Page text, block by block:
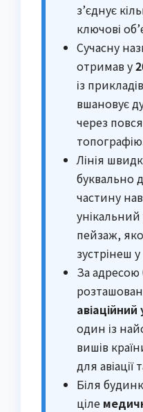
з’єднує
ключові
Сучасну
отримав у
із
вшановує
через
Лінія
буквально
частину
пейзаж,
зустрінеш у
За
авіаційний
один із
вишів
для авіації
Біля
ціле